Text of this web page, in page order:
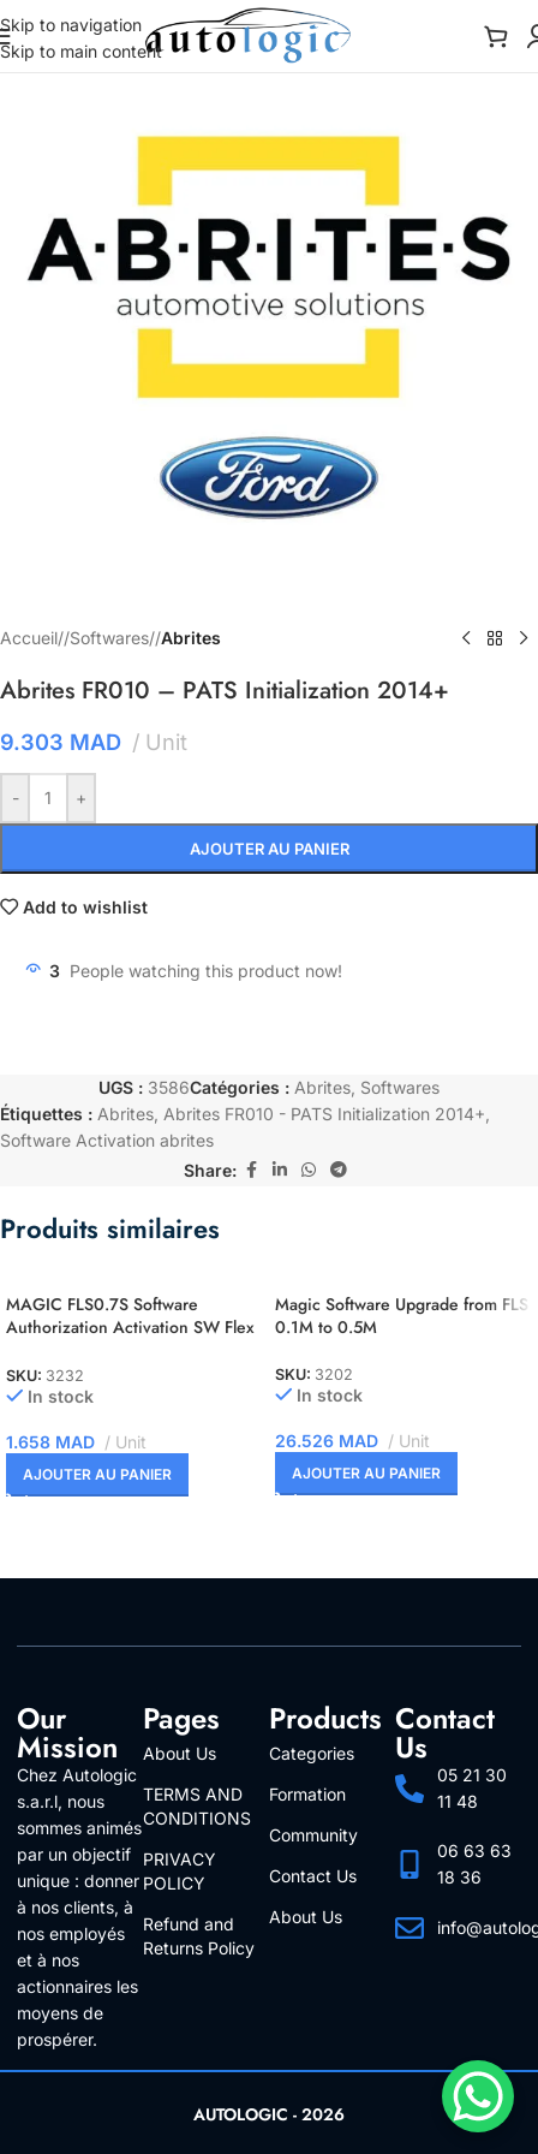
Skip to navigation
Skip to main content
Accueil/ Softwares/ Abrites
Abrites FR010 – PATS Initialization 2014+
9.303 MAD Unit
- +
AJOUTER AU PANIER
Add to wishlist
3 People watching this product now!
UGS : 3586Catégories : Abrites Softwares
Étiquettes : Abrites Abrites FR010 - PATS Initialization 2014+
Software Activation abrites
Share:
Produits similaires
MAGIC FLS0.7S Software
Authorization Activation SW Flex
SKU: 3232
In stock
1.658 MAD Unit
AJOUTER AU PANIER
Magic Software Upgrade from FLS
0.1M to 0.5M
SKU: 3202
In stock
26.526 MAD Unit
AJOUTER AU PANIER
Our
Mission
Chez Autologic
s.a.r.l, nous
sommes animés
par un objectif
unique : donner
à nos clients, à
nos employés
et à nos
actionnaires les
moyens de
prospérer.
Pages
About Us
TERMS AND
CONDITIONS
PRIVACY
POLICY
Refund and
Returns Policy
Products
Categories
Formation
Community
Contact Us
About Us
Contact
Us
05 21 30
11 48
06 63 63
18 36
AUTOLOGIC - 2026